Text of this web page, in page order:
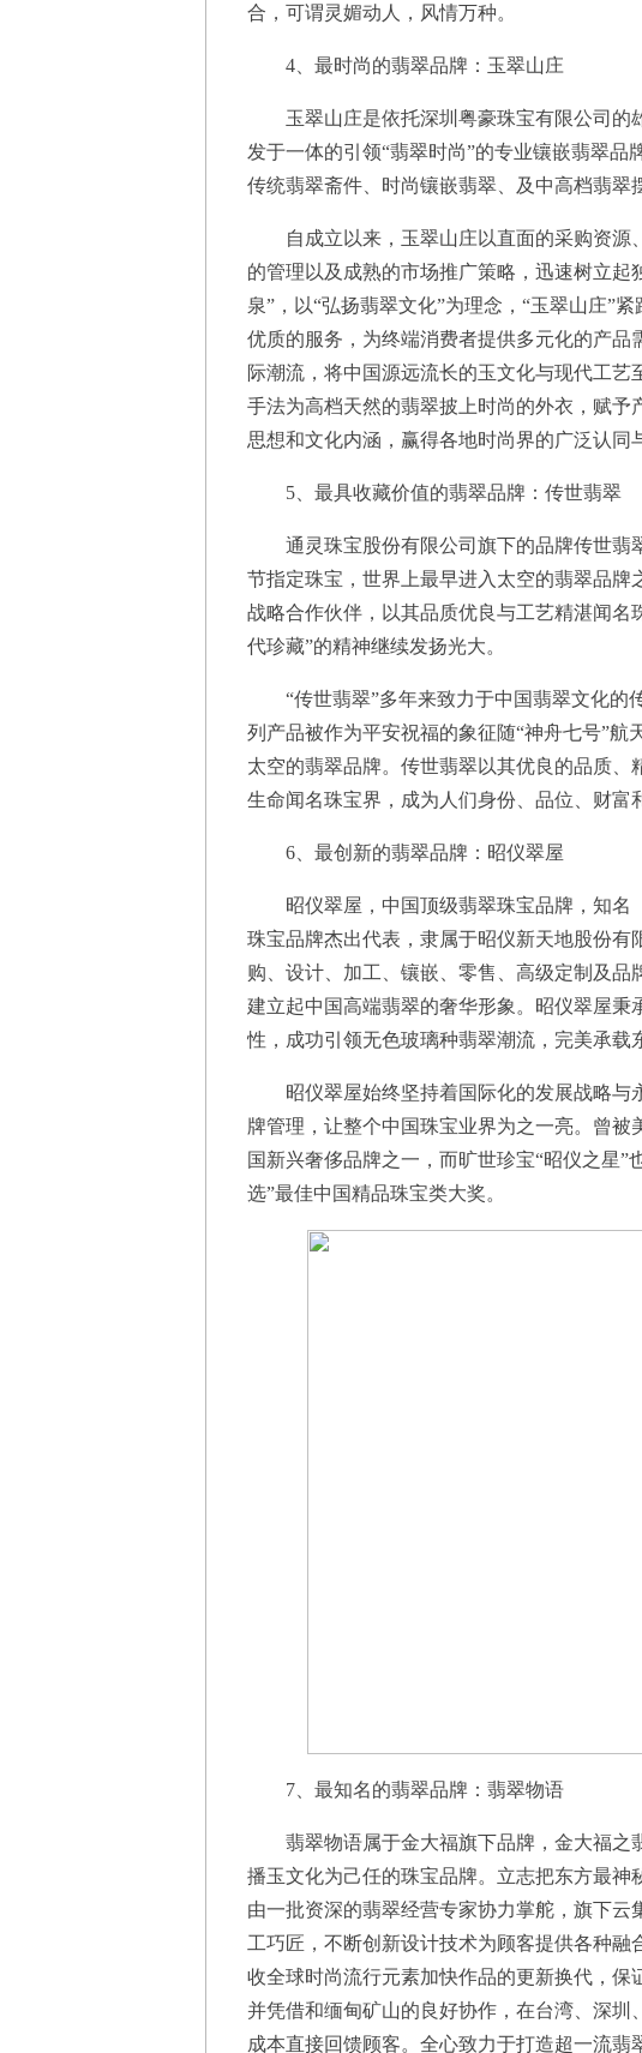
合，可谓灵媚动人，风情万种。
4、最时尚的翡翠品牌：玉翠山庄
玉翠山庄是依托深圳粤豪珠宝有限公司的
发于一体的引领“翡翠时尚”的专业镶嵌翡翠品
传统翡翠斋件、时尚镶嵌翡翠、及中高档翡翠
自成立以来，玉翠山庄以直面的采购资源
的管理以及成熟的市场推广策略，迅速树立起
泉”，以“弘扬翡翠文化”为理念，“玉翠山庄”
优质的服务，为终端消费者提供多元化的产品
际潮流，将中国源远流长的玉文化与现代工
手法为高档天然的翡翠披上时尚的外衣，赋予
思想和文化内涵，赢得各地时尚界的广泛认同
5、最具收藏价值的翡翠品牌：传世翡翠
通灵珠宝股份有限公司旗下的品牌传世翡
节指定珠宝，世界上最早进入太空的翡翠品
战略合作伙伴，以其品质优良与工艺精湛闻名
代珍藏”的精神继续发扬光大。
“传世翡翠”多年来致力于中国翡翠文化的
列产品被作为平安祝福的象征随“神舟七号”航
太空的翡翠品牌。传世翡翠以其优良的品质
生命闻名珠宝界，成为人们身份、品位、财富
6、最创新的翡翠品牌：昭仪翠屋
昭仪翠屋，中国顶级翡翠珠宝品牌，知名
珠宝品牌杰出代表，隶属于昭仪新天地股份有
购、设计、加工、镶嵌、零售、高级定制及
建立起中国高端翡翠的奢华形象。昭仪翠屋秉
性，成功引领无色玻璃种翡翠潮流，完美承载
昭仪翠屋始终坚持着国际化的发展战略与
牌管理，让整个中国珠宝业界为之一亮。曾被
国新兴奢侈品牌之一，而旷世珍宝“昭仪之星”
选”最佳中国精品珠宝类大奖。
7、最知名的翡翠品牌：翡翠物语
翡翠物语属于金大福旗下品牌，金大福之
播玉文化为己任的珠宝品牌。立志把东方最神
由一批资深的翡翠经营专家协力掌舵，旗下
工巧匠，不断创新设计技术为顾客提供各种融
收全球时尚流行元素加快作品的更新换代，保
并凭借和缅甸矿山的良好协作，在台湾、深
成本直接回馈顾客。全心致力于打造超一流